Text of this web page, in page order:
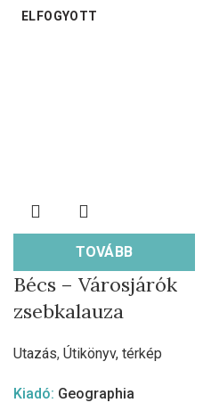
ELFOGYOTT
TOVÁBB
Bécs – Városjárók
zsebkalauza
Utazás, Útikönyv, térkép
Kiadó: Geographia